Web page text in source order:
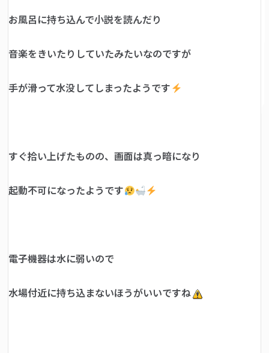
お風呂に持ち込んで小説を読んだり
音楽をきいたりしていたみたいなのですが
手が滑って水没してしまったようです
すぐ拾い上げたものの、画面は真っ暗になり
起動不可になったようです
電子機器は水に弱いので
水場付近に持ち込まないほうがいいですね